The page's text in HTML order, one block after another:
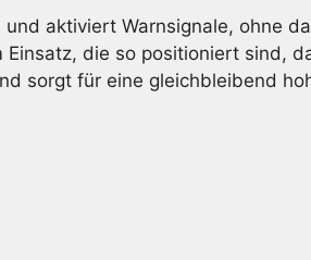
aktiviert Warnsignale, ohne
die so positioniert sind,
sorgt für eine gleichbleibend